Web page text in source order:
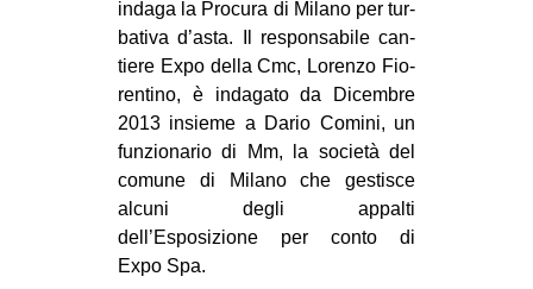
indaga la Pro­cura di Milano per tur­
ba­tiva d’asta. Il respon­sa­bile can­
tiere Expo della Cmc, Lorenzo Fio­
ren­tino, è inda­gato da Dicem­bre
2013 insieme a Dario Comini, un
fun­zio­na­rio di Mm, la società del
comune di Milano che gesti­sce
alcuni degli appalti
dell’Esposizione per conto di
Expo Spa.